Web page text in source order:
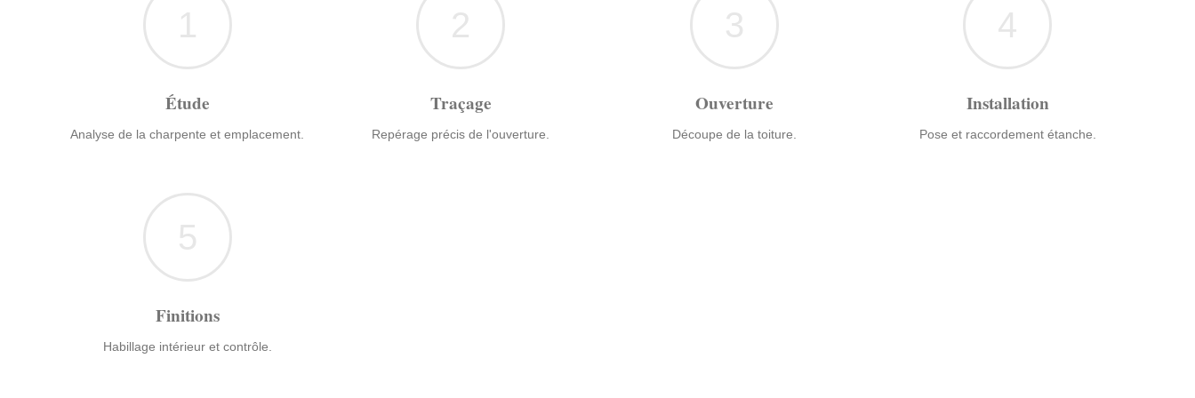
1
Étude
Analyse de la charpente et emplacement.
2
Traçage
Repérage précis de l'ouverture.
3
Ouverture
Découpe de la toiture.
4
Installation
Pose et raccordement étanche.
5
Finitions
Habillage intérieur et contrôle.